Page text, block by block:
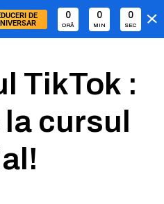
DE
0
ORĂ
0
MIN
0
SEC
TikTok :
cursul